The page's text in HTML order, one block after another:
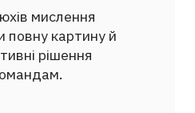
мислення
повну картину й
рішення